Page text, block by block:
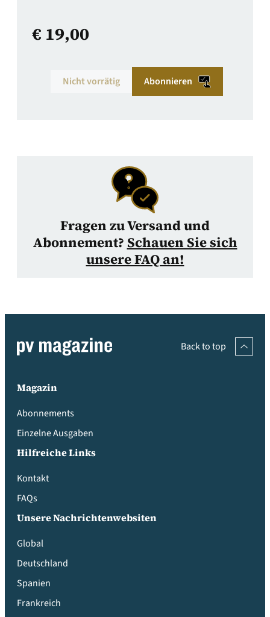
€ 19,00
Nicht vorrätig Abonnieren
Fragen zu Versand und
Abonnement? Schauen Sie sich
unsere FAQ an!
Back to top
Magazin
Abonnements
Einzelne Ausgaben
Hilfreiche Links
Kontakt
FAQs
Unsere Nachrichtenwebsiten
Global
Deutschland
Spanien
Frankreich